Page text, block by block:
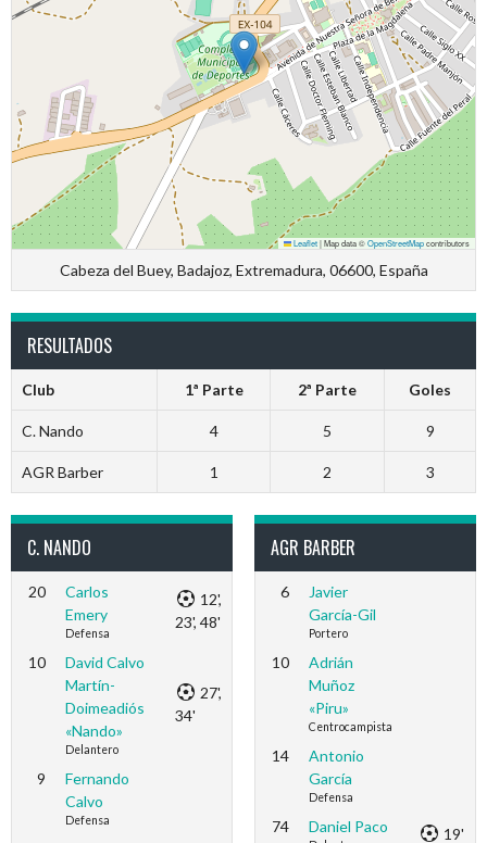
Leaflet|Map data ©OpenStreetMapcontributors
Cabeza del Buey, Badajoz, Extremadura, 06600, España
RESULTADOS
Club 1ª Parte 2ª Parte Goles
C. Nando 4 5 9
AGR Barber 1 2 3
C. NANDO
20
Carlos
Emery
Defensa
12',
23', 48'
10
David Calvo
Martín-
Doimeadiós
«Nando»
Delantero
27',
34'
9
Fernando
Calvo
Defensa
AGR BARBER
6
Javier
García-Gil
Portero
10
Adrián
Muñoz
«Piru»
Centrocampista
14
Antonio
García
Defensa
74 Daniel Paco 19'